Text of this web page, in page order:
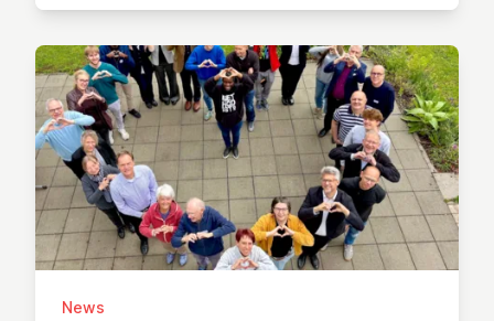
News